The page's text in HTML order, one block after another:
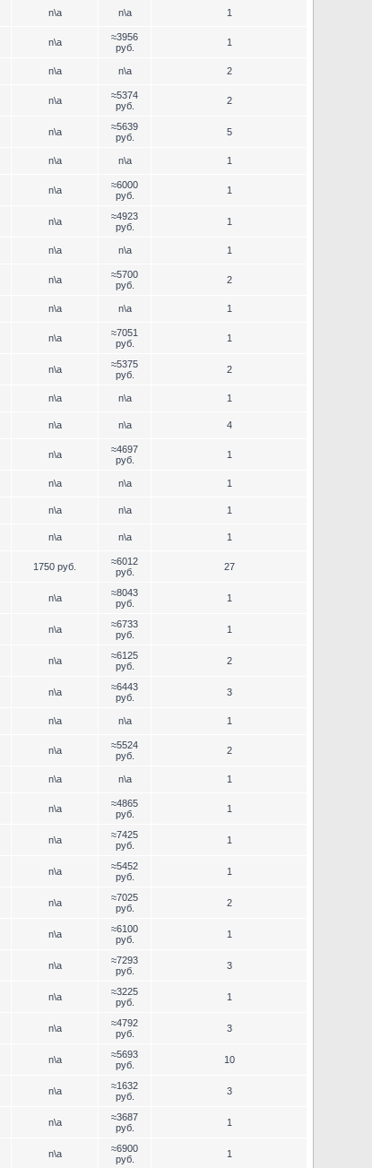
n\a n\a 1
n\a
≈3956
руб.
1
n\a n\a 2
n\a
≈5374
руб.
2
n\a
≈5639
руб.
5
n\a n\a 1
n\a
≈6000
руб.
1
n\a
≈4923
руб.
1
n\a n\a 1
n\a
≈5700
руб.
2
n\a n\a 1
n\a
≈7051
руб.
1
n\a
≈5375
руб.
2
n\a n\a 1
n\a n\a 4
n\a
≈4697
руб.
1
n\a n\a 1
n\a n\a 1
n\a n\a 1
1750 руб.
≈6012
руб.
27
n\a
≈8043
руб.
1
n\a
≈6733
руб.
1
n\a
≈6125
руб.
2
n\a
≈6443
руб.
3
n\a n\a 1
n\a
≈5524
руб.
2
n\a n\a 1
n\a
≈4865
руб.
1
n\a
≈7425
руб.
1
n\a
≈5452
руб.
1
n\a
≈7025
руб.
2
n\a
≈6100
руб.
1
n\a
≈7293
руб.
3
n\a
≈3225
руб.
1
n\a
≈4792
руб.
3
n\a
≈5693
руб.
10
n\a
≈1632
руб.
3
n\a
≈3687
руб.
1
n\a
≈6900
руб.
1